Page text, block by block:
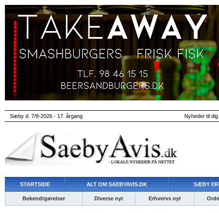
Sæby d. 7/8-2026 - 17. årgang Nyheder til
STARTSIDE ALT OM SAEBYAVIS.DK SÆBY
Bekendtgørelser Diverse nyt Erhvervs nyt